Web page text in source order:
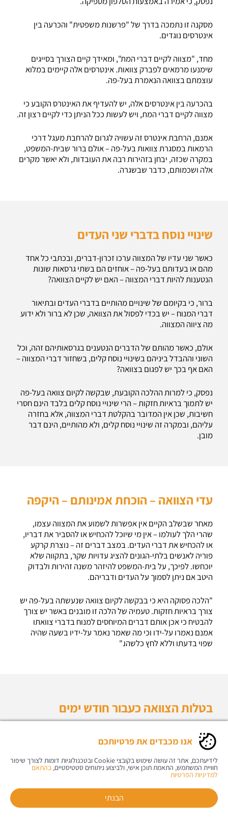
מסקנה זו נתמכה בדרך של "פרשנות משפטית" והכרעה בין
אינטרסים נוגדים.
מחד, "מצווה לקיים דברי המת", ומאידך קיים הצורך בסייגים
שימנעו מרמאים לפברק צוואות. אינטרסים אלה קיימים במלוא
עוצמתם בצוואה הנאמרת בעל-פה.
בהכרעה בין אינטרסים אלה, יש להעדיף את האינטרס הקובע כי
מצווה לקיים דברי המת, ויש לעשות ככל הניתן כדי לקיים רצון זה.
אמנם, הרחבת אינטרס זה עשויה לגרום להרחבת מעגל דרכי
הרמאות במסגרת צוואות בעל-פה – אולם ברור שבית-המשפט,
במקרה שכזה, יבחן בזהירות רבה את העובדות, ולא יאשר מקרים
אלה ושכמותם, כדבר שבשגרה.
שינויי נוסח בדברי שני העדים
כאשר שני עדיו של המצווה ערכו זכרון-דברים, ובכתבי כל אחד
מהם או בעדותם בעל-פה – אוחזים הם בשתי גרסאות שונות
הנטענות להיות דברי המצווה – האם יש לקיים הצוואה?
ברור, כי בקיומם של שינויים מהותיים בדברי העדים ובתיאור
דברי המנוח – יש בכדי לפסול את הצוואה, שכן לא ברור ולא ידוע
מה ציווה המצווה.
אולם, כאשר מהותם של הדברים הנטענים בגרסאותיהם זהה, וכל
השוני וההבדל ביניהם בשינויי נוסח קלים, בשחזור דברי המצווה –
האם אף בכך יש לפגום בצוואה?
נפסק, כי למרות ההלכה הקובעת, שבקשה לקיום צוואה בעל-פה
יש לתמוך בראיות חזקות – הרי שינויי נוסח קלים בלבד הינם חסרי
חשיבות, שכן אין המדובר בהקלטת דברי המצווה, אלא בחזרה
עליהם, ובמקרה זה שינויי נוסח קלים, ולא מהותיים, הינם דבר
מובן.
עדי הצוואה – הוכחת אמינותם – היקפה
מאחר שבשלב הקיים אין אפשרות לשמוע את המצווה עצמו,
שהרי הלך לעולמו – אין מי שיוכל להכחיש או להסביר את דבריו,
או להכחיש את דברי העדים. במצב דברים זה – נוצרת קרקע
פוריה לאנשים בלתי-הגונים להציג עדויות שקר, בתקווה שלא
יוכחשו. לפיכך, על בית-המשפט להיזהר משנה זהירות ולבדוק
היטב אם ניתן לסמוך על העדים ודבריהם.
"הלכה פסוקה היא כי בבקשה לקיום צוואה שנעשתה בעל-פה יש
צורך בראיות חזקות. טעמיה של הלכה זו מובנים באשר יש צורך
להבטיח כי אכן אותם דברים המיוחסים למנוח בדברי צוואתו
אמנם נאמרו על-ידו וכי מה שאמר נאמר על-ידיו בשעה שהיה
שפוי בדעתו וללא לחץ כלשהו."
בטלות הצוואה כעבור חודש ימים
חוק הירושה הגביל תוקפה של צואה בעל-פה למשך תקופה של
חודש ימים בלבד, ולאחריה, בחלוף הנסיבות לעשייתה, אם טרם
נפטר המצווה – הצוואה בטלה.
ההגיון שבהוראה זו הוא עיקרון החזרה מהצוואה.
"משעברה תקופה של חודש ימים, יש להניח, שהמצווה חזר בו
מצוואתו בעל-פה – שנערכה שלא כדרך הצוואות של אדם שאינו
אנו מכבדים את פרטיותכם
לידיעתכם, אתר זה עושה שימוש בקובצי Cookie ובטכנולוגיות דומות לצורך שיפור
חוויית המשתמש, התאמת תוכן אישי, ולביצוע ניתוחים סטטיסטיים, בהתאם
למדיניות הפרטיות
הבנתי